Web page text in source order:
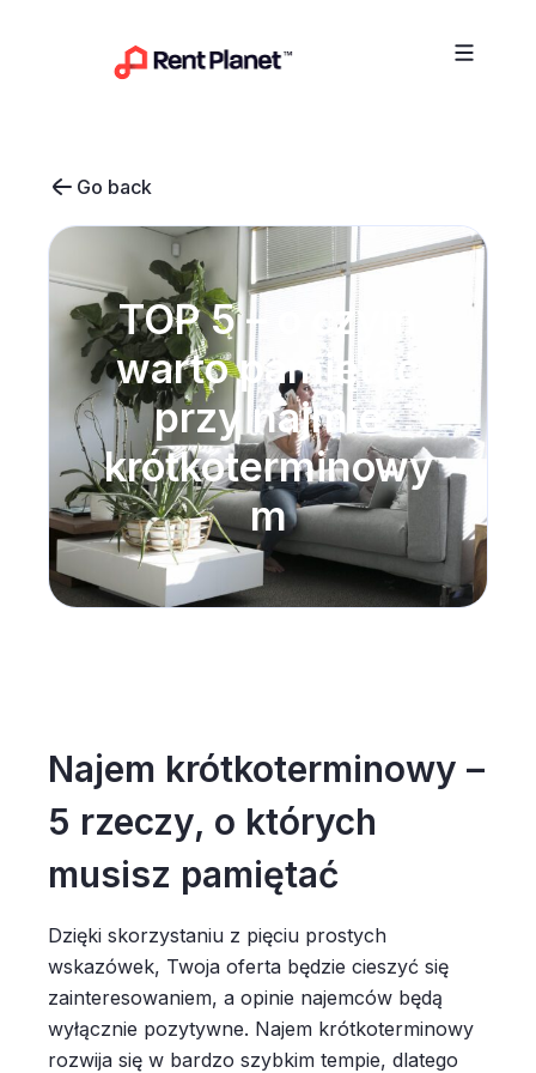
Go back
TOP 5 – o czym
warto pamiętać
przy najmie
krótkoterminowy
m
Najem krótkoterminowy –
5 rzeczy, o których
musisz pamiętać
Dzięki skorzystaniu z pięciu prostych
wskazówek, Twoja oferta będzie cieszyć się
zainteresowaniem, a opinie najemców będą
wyłącznie pozytywne. Najem krótkoterminowy
rozwija się w bardzo szybkim tempie, dlatego